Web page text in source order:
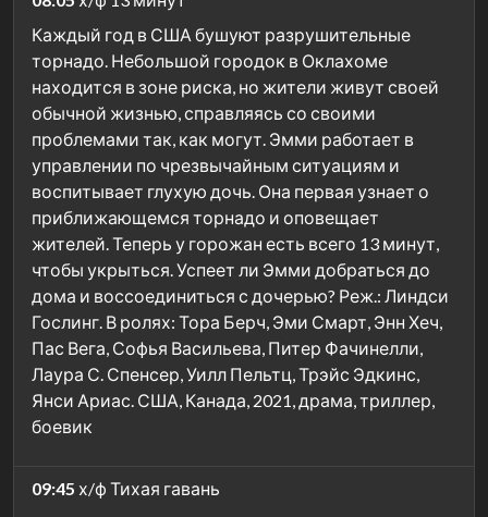
Каждый год в США бушуют разрушительные
торнадо. Небольшой городок в Оклахоме
находится в зоне риска, но жители живут своей
обычной жизнью, справляясь со своими
проблемами так, как могут. Эмми работает в
управлении по чрезвычайным ситуациям и
воспитывает глухую дочь. Она первая узнает о
приближающемся торнадо и оповещает
жителей. Теперь у горожан есть всего 13 минут,
чтобы укрыться. Успеет ли Эмми добраться до
дома и воссоединиться с дочерью? Реж.: Линдси
Гослинг. В ролях: Тора Берч, Эми Смарт, Энн Хеч,
Пас Вега, Софья Васильева, Питер Фачинелли,
Лаура С. Спенсер, Уилл Пельтц, Трэйс Эдкинс,
Янси Ариас. США, Канада, 2021, драма, триллер,
боевик
09:45 х/ф Тихая гавань